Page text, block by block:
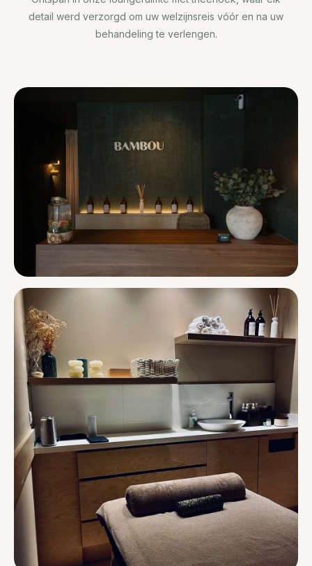
detail werd verzorgd om uw welzijnsreis vóór en na uw
behandeling te verlengen.